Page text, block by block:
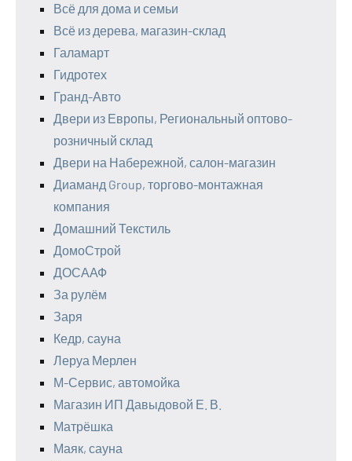
Всё для дома и семьи
Всё из дерева, магазин-склад
Галамарт
Гидротех
Гранд-Авто
Двери из Европы, Региональный оптово-
розничный склад
Двери на Набережной, салон-магазин
Диаманд Group, торгово-монтажная
компания
Домашний Текстиль
ДомоСтрой
ДОСААФ
За рулём
Заря
Кедр, сауна
Леруа Мерлен
М-Сервис, автомойка
Магазин ИП Давыдовой Е. В.
Матрёшка
Маяк, сауна